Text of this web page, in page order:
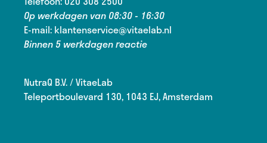
Op werkdagen van 08:30 - 16:30
E-mail: klantenservice@vitaelab.nl
Binnen 5 werkdagen reactie
NutraQ B.V. / VitaeLab
Teleportboulevard 130, 1043 EJ, Amsterdam